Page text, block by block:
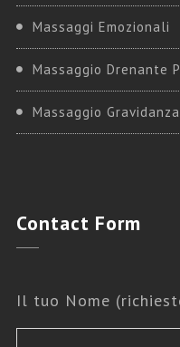
Massaggi Emozionali
Massaggio Drenante
Massaggio Gravidanza
Contact Form
Il tuo Nome